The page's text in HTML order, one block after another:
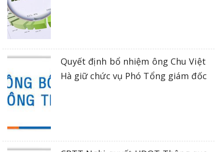
Quyết định bổ nhiệm ông Chu Việt
Hà giữ chức vụ Phó Tổng giám đốc